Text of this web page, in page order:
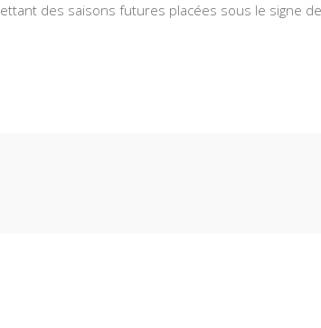
des saisons futures placées sous le signe de